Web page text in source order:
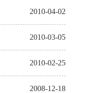
2010-04-02
2010-03-05
2010-02-25
2008-12-18